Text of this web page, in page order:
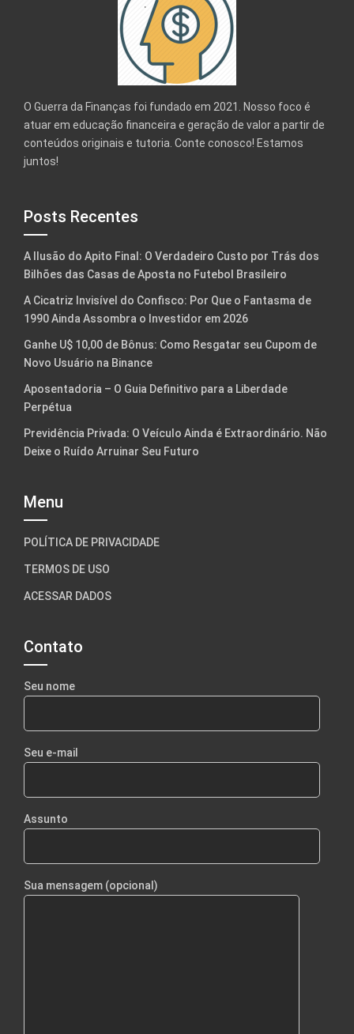
O Guerra da Finanças foi fundado em 2021. Nosso foco é
atuar em educação financeira e geração de valor a partir de
conteúdos originais e tutoria. Conte conosco! Estamos
juntos!
Posts Recentes
A Ilusão do Apito Final: O Verdadeiro Custo por Trás dos
Bilhões das Casas de Aposta no Futebol Brasileiro
A Cicatriz Invisível do Confisco: Por Que o Fantasma de
1990 Ainda Assombra o Investidor em 2026
Ganhe U$ 10,00 de Bônus: Como Resgatar seu Cupom de
Novo Usuário na Binance
Aposentadoria – O Guia Definitivo para a Liberdade
Perpétua
Previdência Privada: O Veículo Ainda é Extraordinário. Não
Deixe o Ruído Arruinar Seu Futuro
Menu
POLÍTICA DE PRIVACIDADE
TERMOS DE USO
ACESSAR DADOS
Contato
Seu nome
Seu e-mail
Assunto
Sua mensagem (opcional)